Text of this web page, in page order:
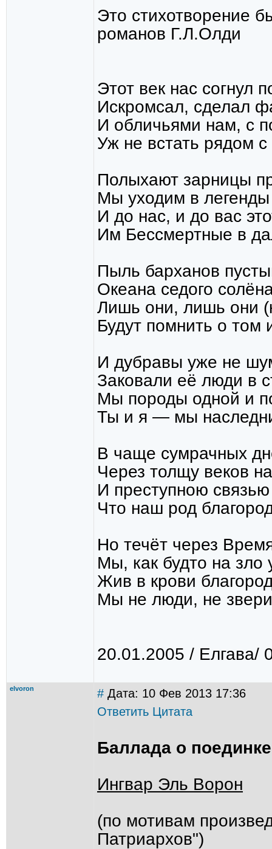
Это стихотворение
романов Г.Л.Олди
Этот век нас согнул
Искромсал, сделал
И обличьями нам, с
Уж не встать рядом
Полыхают зарницы
Мы уходим в
И до нас, и до вас
Им Бессмертные в
Пыль барханов
Океана седого
Лишь они, лишь они
Будут помнить о том
И дубравы уже не
Заковали её люди в
Мы породы одной и
Ты и я — мы
В чаще сумрачных
Через толщу веков
И преступною
Что наш род
Но течёт через
Мы, как будто на зло
Жив в крови
Мы не люди, не
20.01.2005 / Елгава/
elvoron # Дата: 10 Фев 2013 17:36
Ответить Цитата
Баллада о
Ингвар Эль Ворон
(по мотивам
Патриархов")